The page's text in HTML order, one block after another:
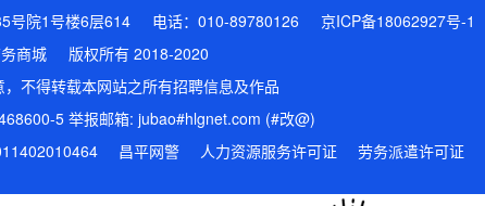
号院1号楼6层614 电话：010-89780126 京ICP备18062927号-1
商城 版权所有 2018-2020
不得转载本网站之所有招聘信息及作品
5 举报邮箱: jubao#hlgnet.com (#改@)
昌平网警 人力资源服务许可证 劳务派遣许可证